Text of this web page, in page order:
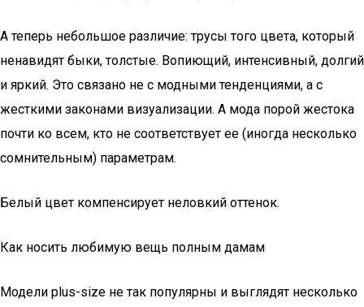
А теперь небольшое различие: трусы того цвета, который
ненавидят быки, толстые. Вопиющий, интенсивный, долгий
и яркий. Это связано не с модными тенденциями, а с
жесткими законами визуализации. А мода порой жестока
почти ко всем, кто не соответствует ее (иногда несколько
сомнительным) параметрам.
Белый цвет компенсирует неловкий оттенок.
Как носить любимую вещь полным дамам
Модели plus-size не так популярны и выглядят несколько